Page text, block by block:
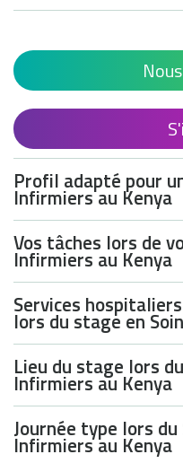
Profil adapté pour
Infirmiers au Kenya
Vos tâches lors de
Infirmiers au Kenya
Services
lors du stage en
Lieu du stage lors
Infirmiers au Kenya
Journée type lors
Infirmiers au Kenya